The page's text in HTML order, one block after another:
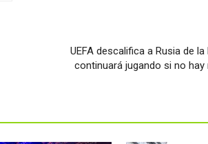
UEFA descalifica a Rusia de
continuará jugando si no